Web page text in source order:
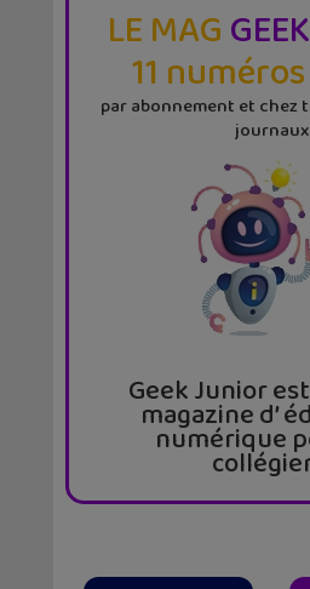
LE MAG
11
par abonnement et chez
journaux
Geek Junior
magazine d’
numérique